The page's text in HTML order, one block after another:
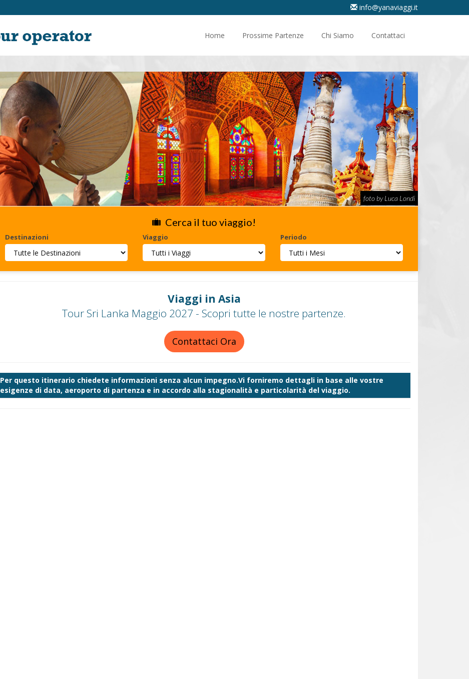
info@yanaviaggi.it
Home Prossime Partenze Chi Siamo Contattaci
foto by Luca Londi
Cerca il tuo viaggio!
Destinazioni Viaggio Periodo
Viaggi in Asia
Tour Sri Lanka Maggio 2027 - Scopri tutte le nostre partenze.
Contattaci Ora
Per questo itinerario chiedete informazioni senza alcun impegno.Vi forniremo dettagli in base alle vostre
esigenze di data, aeroporto di partenza e in accordo alla stagionalità e particolarità del viaggio.